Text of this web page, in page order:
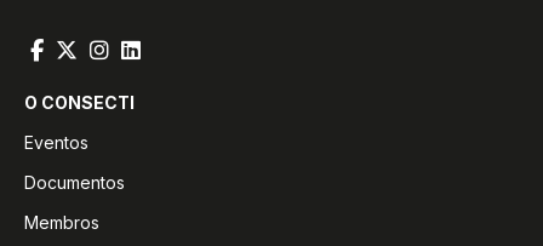
O CONSECTI
Eventos
Documentos
Membros